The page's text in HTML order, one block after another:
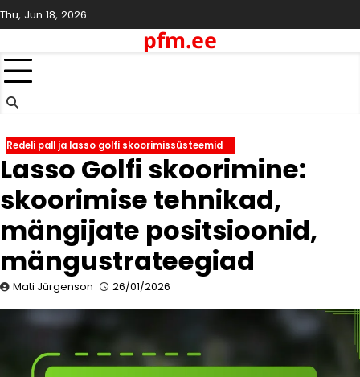
Skip
to
Thu, Jun 18, 2026
pfm.ee
Redeli pall ja lasso golfi skoorimissüsteemid
Lasso Golfi skoorimine:
skoorimise tehnikad,
mängijate positsioonid,
mängustrateegiad
Mati Jürgenson 26/01/2026